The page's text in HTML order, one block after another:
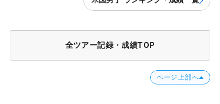
全ツアー記録・成績TOP
ページ上部へ